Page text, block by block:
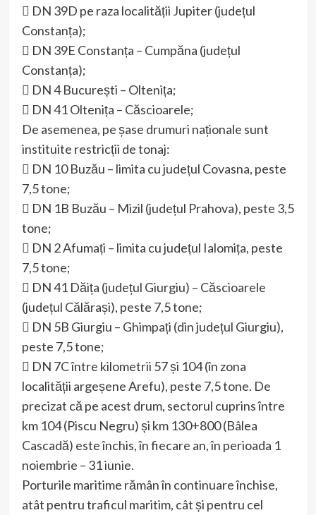
 DN 39D pe raza localității Jupiter (județul
Constanța);
 DN 39E Constanța – Cumpăna (județul
Constanța);
 DN 4 București – Oltenița;
 DN 41 Oltenița – Căscioarele;
De asemenea, pe șase drumuri naționale sunt
instituite restricții de tonaj:
 DN 10 Buzău – limita cu județul Covasna, peste
7,5 tone;
 DN 1B Buzău – Mizil (județul Prahova), peste 3,5
tone;
 DN 2 Afumați – limita cu județul Ialomița, peste
7,5 tone;
 DN 41 Dăița (județul Giurgiu) – Căscioarele
(județul Călărași), peste 7,5 tone;
 DN 5B Giurgiu – Ghimpați (din județul Giurgiu),
peste 7,5 tone;
 DN 7C între kilometrii 57 și 104 (în zona
localității argeșene Arefu), peste 7,5 tone. De
precizat că pe acest drum, sectorul cuprins între
km 104 (Piscu Negru) și km 130+800 (Bâlea
Cascadă) este închis, în fiecare an, în perioada 1
noiembrie – 31 iunie.
Porturile maritime rămân în continuare închise,
atât pentru traficul maritim, cât și pentru cel